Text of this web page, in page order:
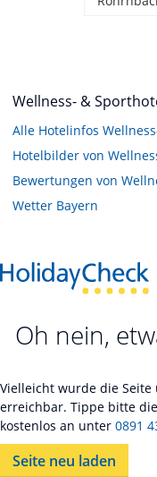
Wellness- &
Alle Hotelinfos
Hotelbilder von
Bewertungen von
Wetter Bayern
Oh nein,
Vielleicht wurde die
erreichbar. Tippe bitte
kostenlos an unter 0891
Seite neu laden